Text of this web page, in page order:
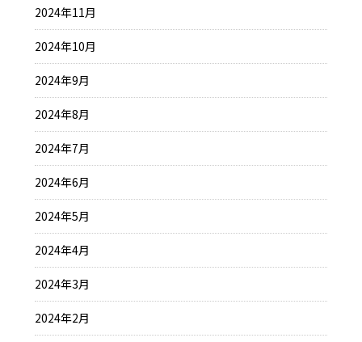
2024年11月
2024年10月
2024年9月
2024年8月
2024年7月
2024年6月
2024年5月
2024年4月
2024年3月
2024年2月